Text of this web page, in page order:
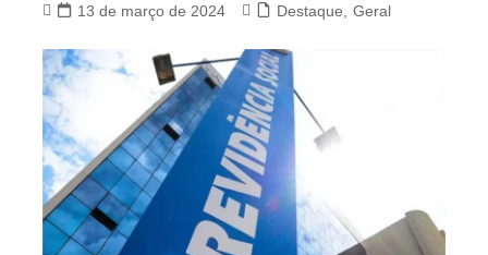
13 de março de 2024 Destaque Geral